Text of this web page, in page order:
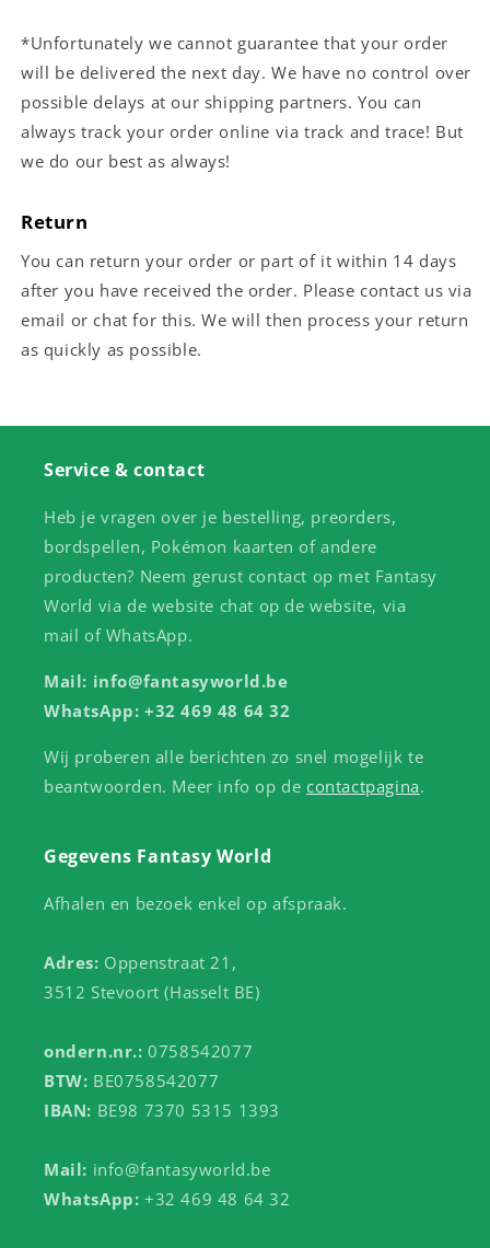
*Unfortunately we cannot guarantee that your order
will be delivered the next day. We have no control over
possible delays at our shipping partners. You can
always track your order online via track and trace! But
we do our best as always!
Return
You can return your order or part of it within 14 days
after you have received the order. Please contact us via
email or chat for this. We will then process your return
as quickly as possible.
Service & contact
Heb je vragen over je bestelling, preorders,
bordspellen, Pokémon kaarten of andere
producten? Neem gerust contact op met Fantasy
World via de website chat op de website, via
mail of WhatsApp.
Mail: info@fantasyworld.be
WhatsApp: +32 469 48 64 32
Wij proberen alle berichten zo snel mogelijk te
beantwoorden. Meer info op decontactpagina.
Gegevens Fantasy World
Afhalen en bezoek enkel op afspraak.
Adres: Oppenstraat 21,
3512 Stevoort (Hasselt BE)
ondern.nr.: 0758542077
BTW: BE0758542077
IBAN: BE98 7370 5315 1393
Mail: info@fantasyworld.be
WhatsApp: +32 469 48 64 32